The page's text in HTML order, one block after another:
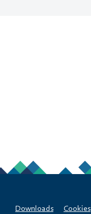
Downloads Cookies